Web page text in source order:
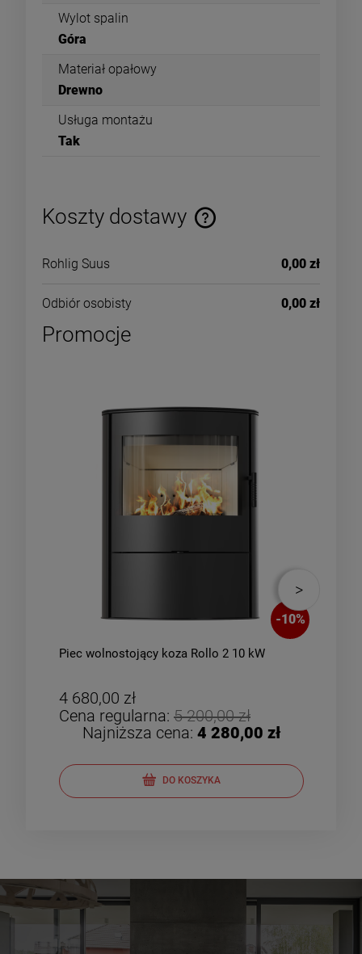
Wylot spalin
Góra
Materiał opałowy
Drewno
Usługa montażu
Tak
Koszty dostawy
Rohlig Suus 0,00 zł
Odbiór osobisty 0,00 zł
Promocje
-10%
Piec wolnostojący koza Rollo 2 10 kW
4 680,00 zł
Cena regularna: 5 200,00 zł
Najniższa cena: 4 280,00 zł
DO KOSZYKA